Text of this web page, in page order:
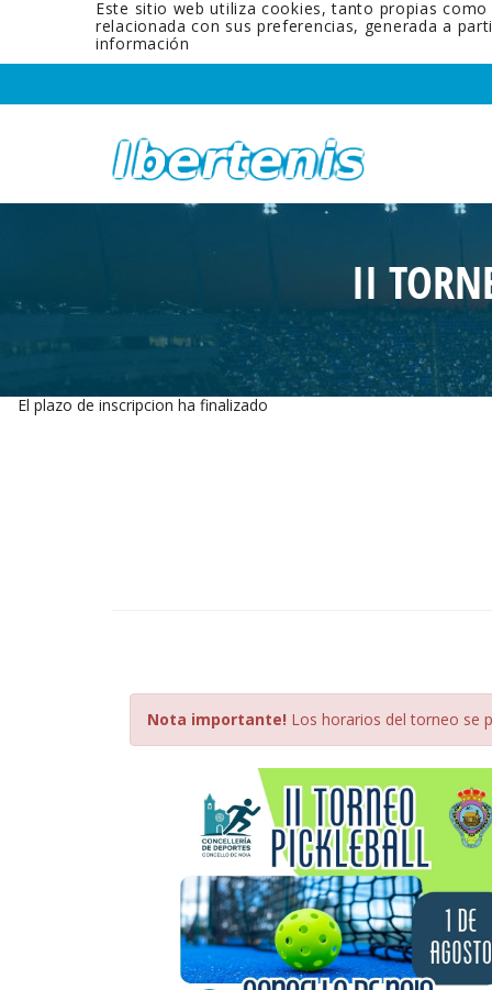
Este sitio web utiliza cookies, tanto propias
relacionada con sus preferencias, generada a
información
II
El plazo de inscripcion ha finalizado
Nota importante! Los horarios del torneo se